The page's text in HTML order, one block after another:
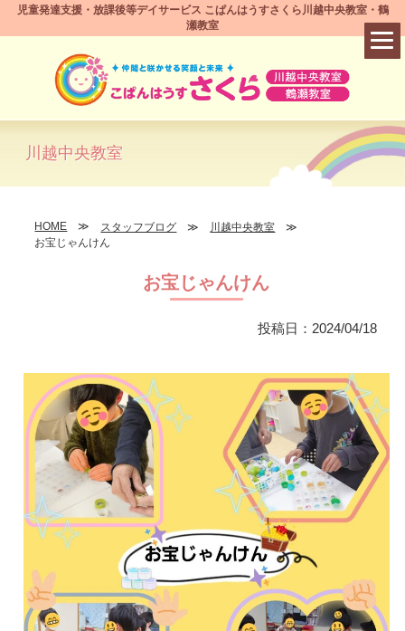
児童発達支援・放課後等デイサービス こぱんはうすさくら川越中央教室・鶴
瀬教室
川越中央教室
HOME スタッフブログ
川越中央教室
お宝じゃんけん
お宝じゃんけん
投稿日：2024/04/18